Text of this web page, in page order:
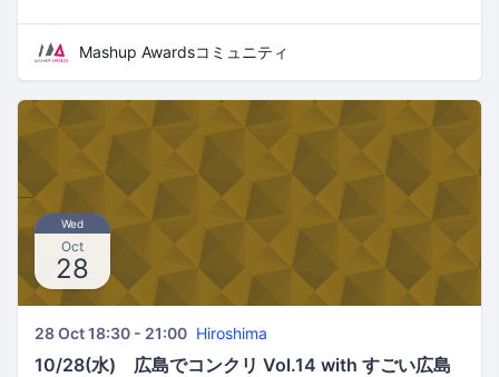
Mashup Awardsコミュニティ
Wed
Oct
28
28 Oct 18:30 - 21:00 Hiroshima
10/28(水) 広島でコンクリ Vol.14 with すごい広島